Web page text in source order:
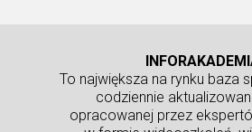
To największa na rynku baza
codziennie
opracowanej przez